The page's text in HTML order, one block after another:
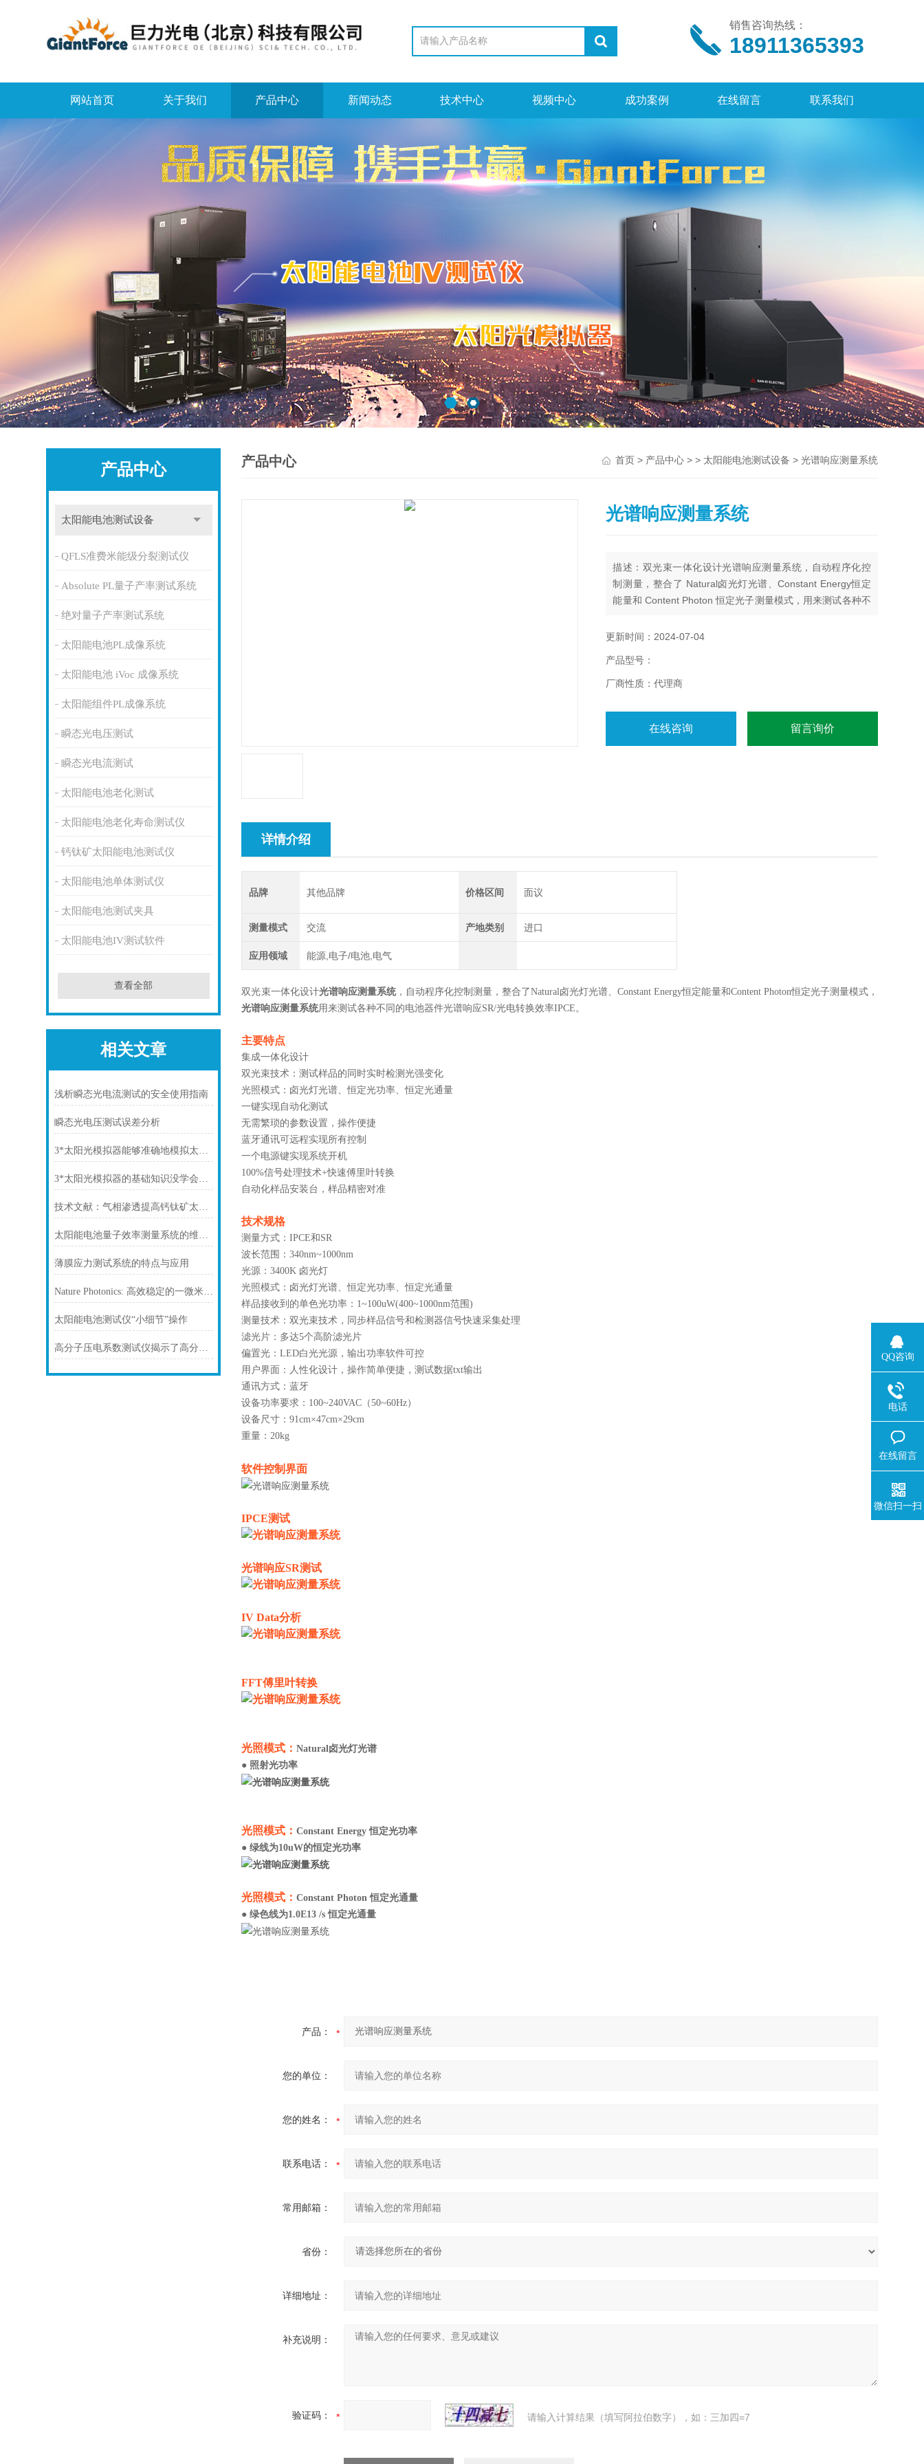
销售咨询热线：
18911365393
网站首页 关于我们 产品中心 新闻动态 技术中心 视频中心 成功案例 在线留言 联系我们
产品中心
太阳能电池测试设备
QFLS准费米能级分裂测试仪
Absolute PL量子产率测试系统
绝对量子产率测试系统
太阳能电池PL成像系统
太阳能电池 iVoc 成像系统
太阳能组件PL成像系统
瞬态光电压测试
瞬态光电流测试
太阳能电池老化测试
太阳能电池老化寿命测试仪
钙钛矿太阳能电池测试仪
太阳能电池单体测试仪
太阳能电池测试夹具
太阳能电池IV测试软件
查看全部
相关文章
浅析瞬态光电流测试的安全使用指南
瞬态光电压测试误差分析
3*太阳光模拟器能够准确地模拟太阳辐射的各种性能
3*太阳光模拟器的基础知识没学会怎能运用好它？
技术文献：气相渗透提高钙钛矿太阳能电池中有机层的热稳定性
太阳能电池量子效率测量系统的维护方法是什么？
薄膜应力测试系统的特点与应用
Nature Photonics: 高效稳定的一微米厚有机发光二极管
太阳能电池测试仪“小细节”操作
高分子压电系数测试仪揭示了高分子材料的压电性能
产品中心 首页> 产品中心> > 太阳能电池测试设备 > 光谱响应测量系统
光谱响应测量系统
描述：双光束一体化设计光谱响应测量系统，自动程序化控
制测量，整合了 Natural卤光灯光谱、Constant Energy恒定
能量和 Content Photon 恒定光子测量模式，用来测试各种不
更新时间：2024-07-04
产品型号：
厂商性质：代理商
在线咨询 留言询价
详情介绍
品牌 其他品牌 价格区间 面议
测量模式 交流 产地类别 进口
应用领域 能源,电子/电池,电气
双光束一体化设计光谱响应测量系统，自动程序化控制测量，整合了Natural卤光灯光谱、Constant Energy恒定能量和Content Photon恒定光子测量模式，
光谱响应测量系统用来测试各种不同的电池器件光谱响应SR/光电转换效率IPCE。
主要特点
集成一体化设计
双光束技术：测试样品的同时实时检测光强变化
光照模式：卤光灯光谱、恒定光功率、恒定光通量
一键实现自动化测试
无需繁琐的参数设置，操作便捷
蓝牙通讯可远程实现所有控制
一个电源键实现系统开机
100%信号处理技术+快速傅里叶转换
自动化样品安装台，样品精密对准
技术规格
测量方式：IPCE和SR
波长范围：340nm~1000nm
光源：3400K 卤光灯
光照模式：卤光灯光谱、恒定光功率、恒定光通量
样品接收到的单色光功率：1~100uW(400~1000nm范围)
测量技术：双光束技术，同步样品信号和检测器信号快速采集处理
滤光片：多达5个高阶滤光片
偏置光：LED白光光源，输出功率软件可控
用户界面：人性化设计，操作简单便捷，测试数据txt输出
通讯方式：蓝牙
设备功率要求：100~240VAC（50~60Hz）
设备尺寸：91cm×47cm×29cm
重量：20kg
软件控制界面
IPCE测试
光谱响应SR测试
IV Data分析
FFT傅里叶转换
光照模式：Natural卤光灯光谱
● 照射光功率
光照模式：Constant Energy 恒定光功率
● 绿线为10uW的恒定光功率
光照模式：Constant Photon 恒定光通量
● 绿色线为1.0E13 /s 恒定光通量
产品：
您的单位：
您的姓名：
联系电话：
常用邮箱：
省份：
详细地址：
补充说明：
验证码： 请输入计算结果（填写阿拉伯数字），如：三加四=7
QQ咨询
电话
在线留言
微信扫一扫